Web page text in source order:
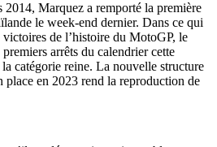
Marquez a remporté la première
le week-end dernier. Dans ce qui
victoires de l’histoire du MotoGP, le
arrêts du calendrier cette
catégorie reine. La nouvelle structure
place en 2023 rend la reproduction de